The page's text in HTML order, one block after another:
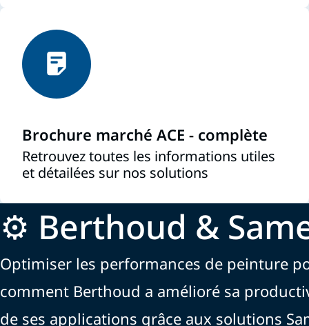
Brochure marché ACE - complète
Retrouvez toutes les informations utiles
et détailées sur nos solutions
⚙️ Berthoud &
Optimiser les performances de peinture
comment Berthoud a amélioré sa
de ses applications grâce aux solutions